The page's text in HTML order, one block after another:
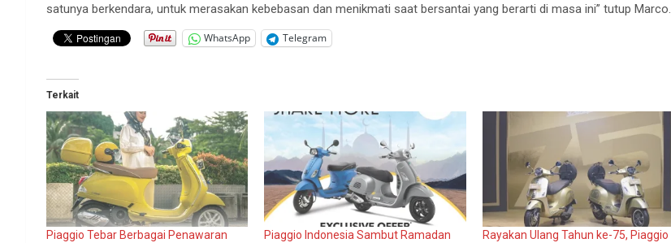
satunya berkendara, untuk merasakan kebebasan dan menikmati saat bersantai yang berarti di masa ini” tutup Marco.
WhatsApp Telegram
Terkait
Piaggio Tebar Berbagai Penawaran
Piaggio Indonesia Sambut Ramadan
Rayakan Ulang Tahun ke-75, Piaggio